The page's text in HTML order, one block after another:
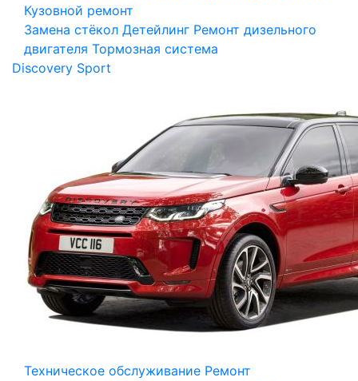
Кузовной ремонт
Замена стёкол Детейлинг Ремонт дизельного
двигателя Тормозная система
Discovery Sport
Техническое обслуживание Ремонт